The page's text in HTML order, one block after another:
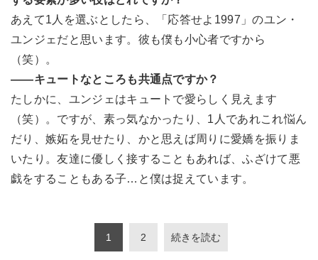
あえて1人を選ぶとしたら、「応答せよ1997」のユン・
ユンジェだと思います。彼も僕も小心者ですから
（笑）。
――キュートなところも共通点ですか？
たしかに、ユンジェはキュートで愛らしく見えます
（笑）。ですが、素っ気なかったり、1人であれこれ悩ん
だり、嫉妬を見せたり、かと思えば周りに愛嬌を振りま
いたり。友達に優しく接することもあれば、ふざけて悪
戯をすることもある子…と僕は捉えています。
1 2 続きを読む